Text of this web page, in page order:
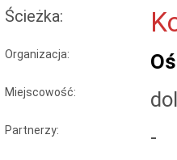
Ścieżka:
Organizacja:
Miejscowość:
Partnerzy: -